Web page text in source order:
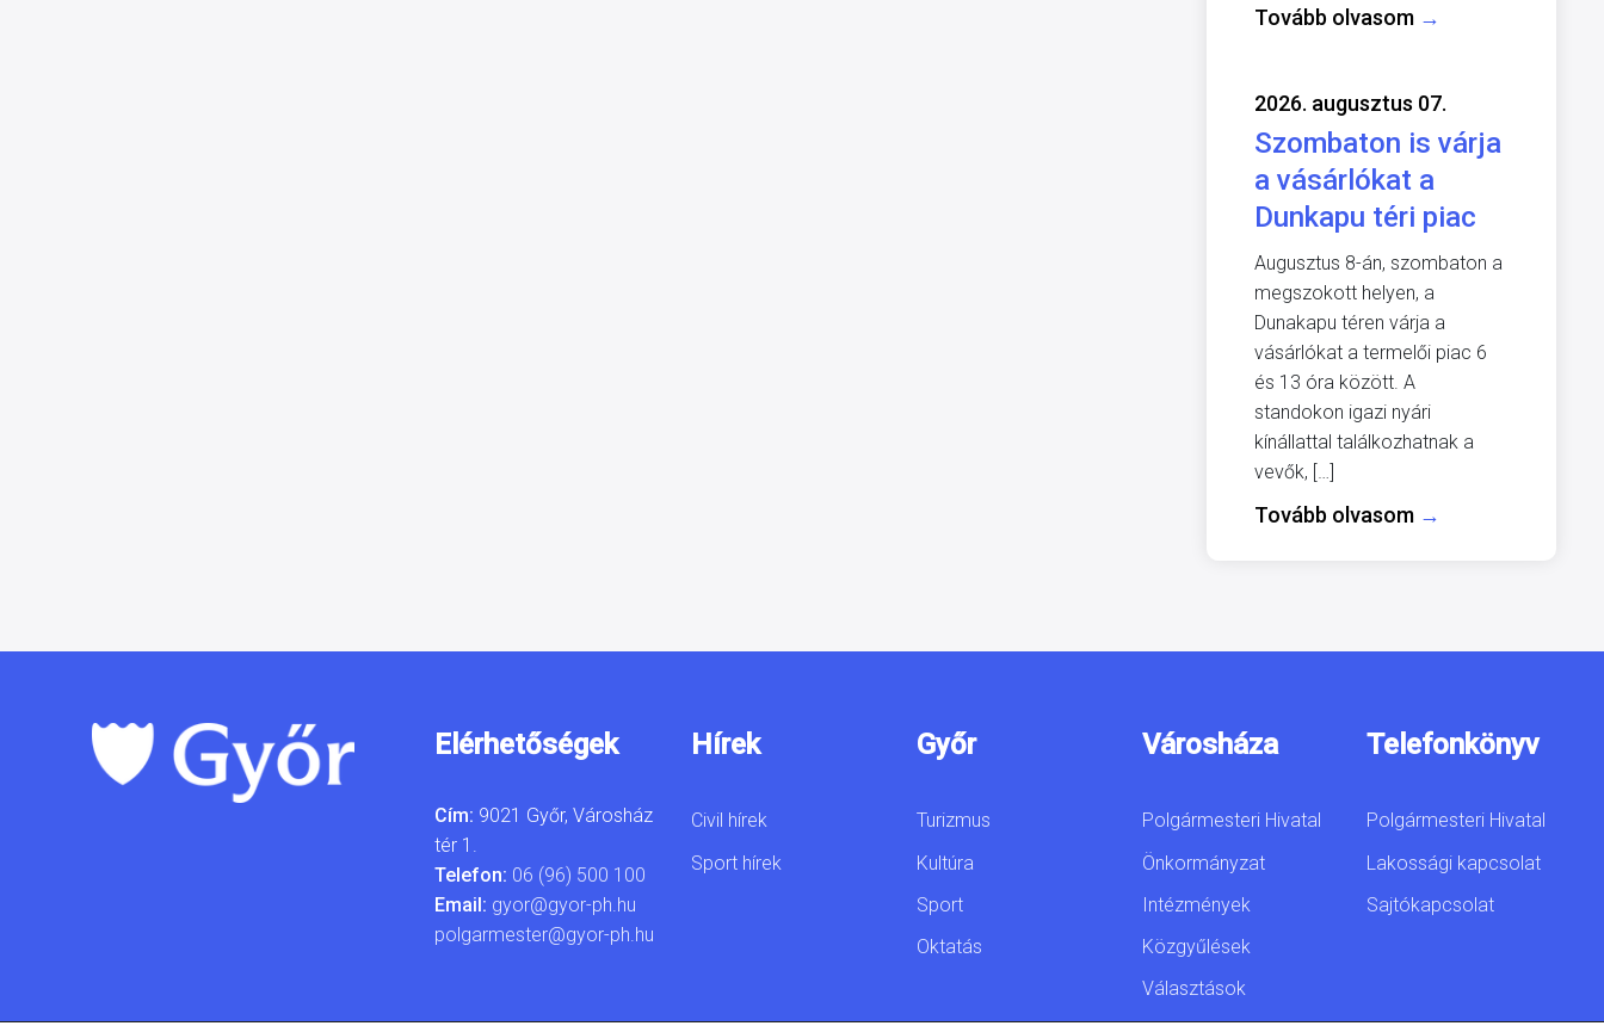
Tovább olvasom →
2026. augusztus 07.
Szombaton is várja
a vásárlókat a
Dunkapu téri piac
Augusztus 8-án, szombaton a
megszokott helyen, a
Dunakapu téren várja a
vásárlókat a termelői piac 6
és 13 óra között. A
standokon igazi nyári
kínállattal találkozhatnak a
vevők, […]
Tovább olvasom →
Elérhetőségek
Cím: 9021 Győr, Városház
tér 1.
Telefon: 06 (96) 500 100
Email: gyor@gyor-ph.hu
polgarmester@gyor-ph.hu
Hírek
Civil hírek
Sport hírek
Győr
Turizmus
Kultúra
Sport
Oktatás
Városháza
Polgármesteri Hivatal
Önkormányzat
Intézmények
Közgyűlések
Választások
Telefonkönyv
Polgármesteri Hivatal
Lakossági kapcsolat
Sajtókapcsolat